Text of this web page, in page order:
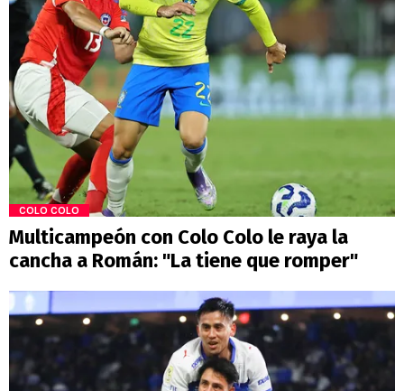
COLO COLO
Multicampeón con Colo Colo le raya la
cancha a Román: "La tiene que romper"